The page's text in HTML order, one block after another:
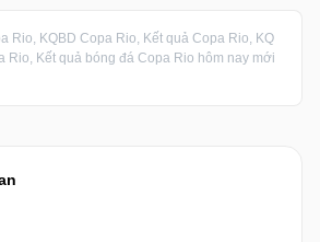
Rio, KQBD Copa Rio, Kết quả Copa Rio, KQ
Rio, Kết quả bóng đá Copa Rio hôm nay mới